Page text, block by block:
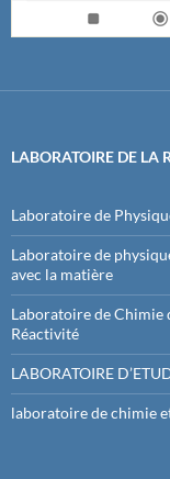
LABORATOIRE DE LA
Laboratoire de
Laboratoire de
avec la matière
Laboratoire de Chimie
Réactivité
LABORATOIRE
laboratoire de chimie